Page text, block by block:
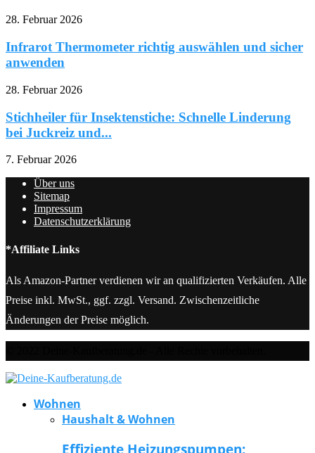
28. Februar 2026
Infrarot Thermometer richtig auswählen und sicher
anwenden
28. Februar 2026
Stichheiler für Insektenstiche: Schnelle Linderung
bei Juckreiz und...
7. Februar 2026
Über uns
Sitemap
Impressum
Datenschutzerklärung
*Affiliate Links
Als Amazon-Partner verdienen wir an qualifizierten Verkäufen. Alle
Preise inkl. MwSt., ggf. zzgl. Versand. Zwischenzeitliche
Änderungen der Preise möglich.
Wohnen
Haushalt & Wohnen
Effiziente Heizungspumpen: